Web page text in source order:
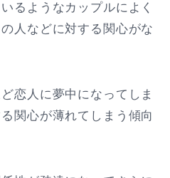
るようなカップルによく
人などに対する関心がな
恋人に夢中になってしま
関心が薄れてしまう傾向